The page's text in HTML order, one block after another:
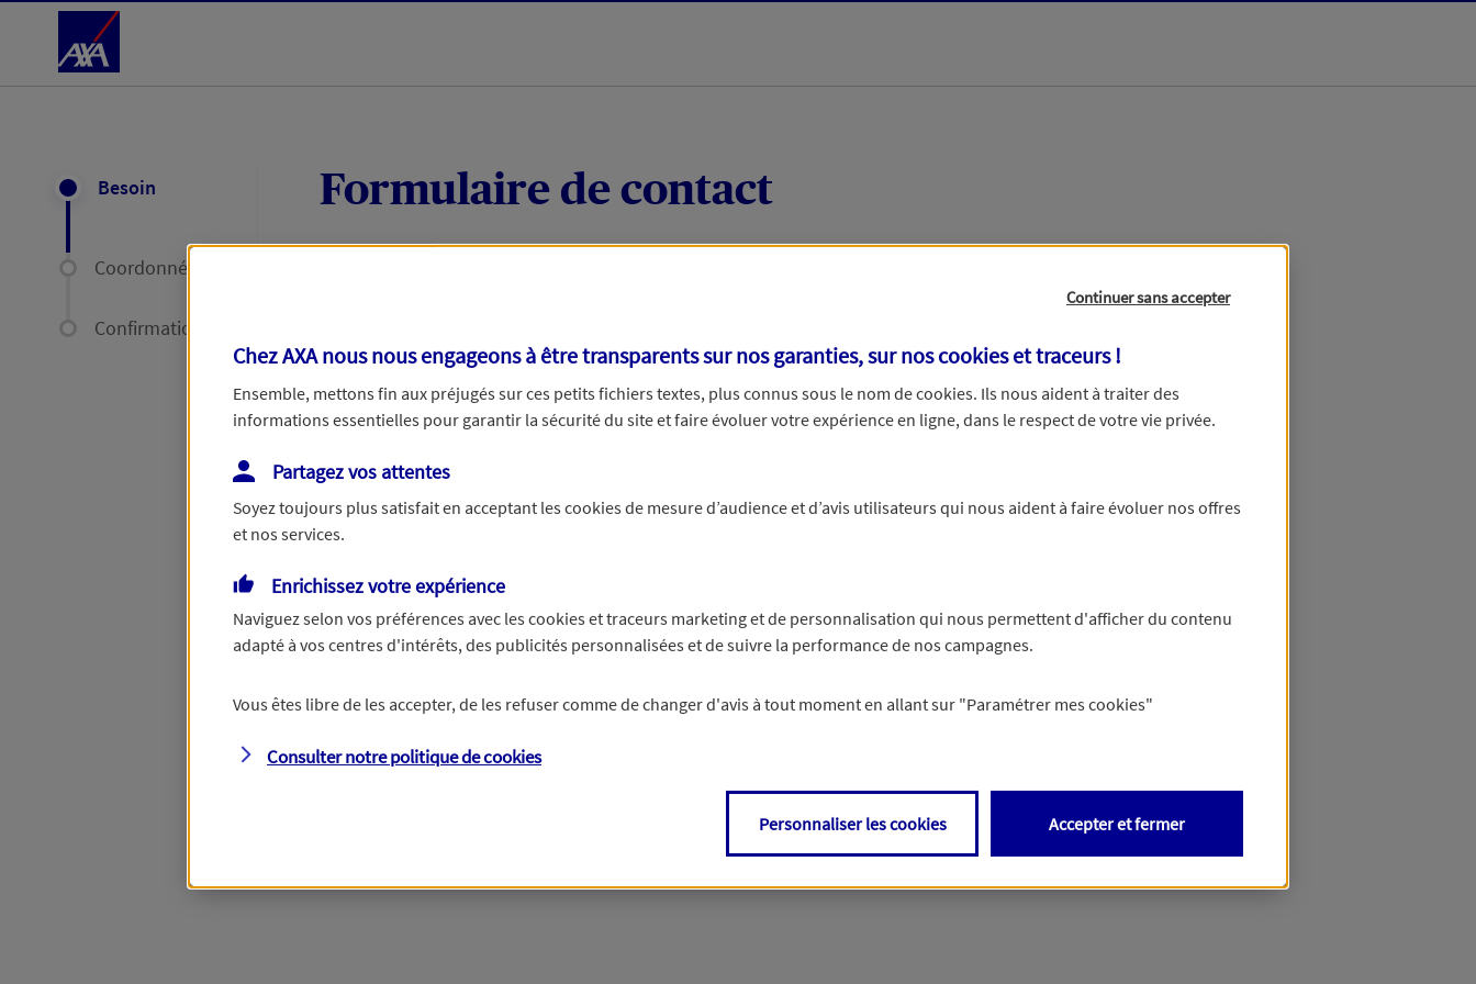
Accéder au Contenu
Besoin
Coordonnées
Confirmation
Formulaire de contact
Votre message :
Vous disposez de droits sur les informations vous concernant. Pour plus d’informations,
Continuer sans accepter
Chez AXA nous nous engageons à être transparents sur nos garanties, sur noscookies et traceurs!
Ensemble, mettons fin aux préjugés sur ces petits fichiers textes, plus connus sous le nom decookies. Ils nous aident à traiter des
informations essentielles pour garantir la sécurité du site et faire évoluer votre expérience en ligne, dans le respect de votre vie privée.
Partagez vos attentes
Soyez toujours plus satisfait en acceptant les cookies de mesure d’audience et d’avis utilisateurs qui nous aident à faire évoluer nos offres
et nos services.
Enrichissez votre expérience
Naviguez selon vos préférences avec les cookies et traceurs marketing et de personnalisation qui nous permettent d'afficher du contenu
adapté à vos centres d'intérêts, des publicités personnalisées et de suivre la performance de nos campagnes.
Vous êtes libre de les accepter, de les refuser comme de changer d'avis à tout moment en allant sur "Paramétrer mes cookies"
Consulter notre politique decookies
Personnaliser les cookies Accepter et fermer